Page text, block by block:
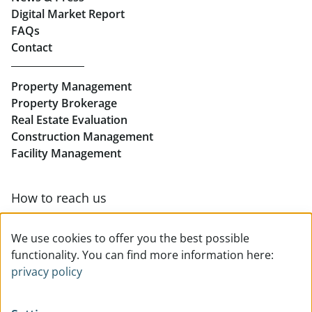
Real Estate in Linz
Buy Apartments in Linz
Retail in Linz
Digital Market Report
FAQs
Contact
Property Management
Property Brokerage
Real Estate Evaluation
Construction Management
Facility Management
How to reach us
We use cookies to offer you the best possible
functionality. You can find more information here:
privacy policy